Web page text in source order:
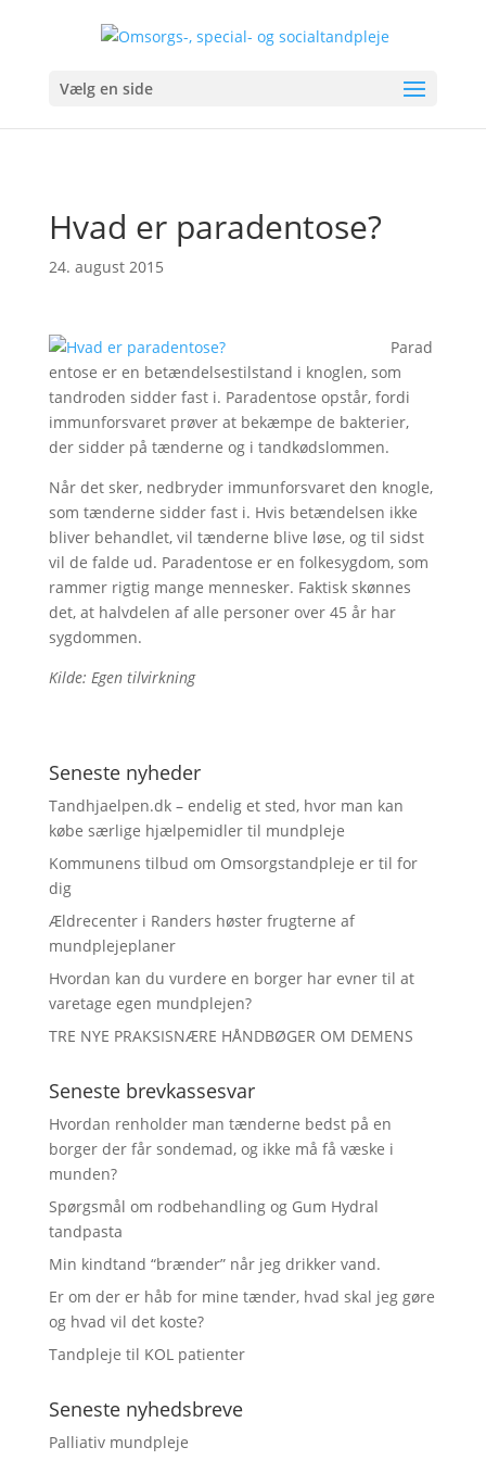
Vælg en side
Hvad er paradentose?
24. august 2015
Parad
entose er en betændelsestilstand i knoglen, som
tandroden sidder fast i. Paradentose opstår, fordi
immunforsvaret prøver at bekæmpe de bakterier,
der sidder på tænderne og i tandkødslommen.
Når det sker, nedbryder immunforsvaret den knogle,
som tænderne sidder fast i. Hvis betændelsen ikke
bliver behandlet, vil tænderne blive løse, og til sidst
vil de falde ud. Paradentose er en folkesygdom, som
rammer rigtig mange mennesker. Faktisk skønnes
det, at halvdelen af alle personer over 45 år har
sygdommen.
Kilde: Egen tilvirkning
Seneste nyheder
Tandhjaelpen.dk – endelig et sted, hvor man kan
købe særlige hjælpemidler til mundpleje
Kommunens tilbud om Omsorgstandpleje er til for
dig
Ældrecenter i Randers høster frugterne af
mundplejeplaner
Hvordan kan du vurdere en borger har evner til at
varetage egen mundplejen?
TRE NYE PRAKSISNÆRE HÅNDBØGER OM DEMENS
Seneste brevkassesvar
Hvordan renholder man tænderne bedst på en
borger der får sondemad, og ikke må få væske i
munden?
Spørgsmål om rodbehandling og Gum Hydral
tandpasta
Min kindtand “brænder” når jeg drikker vand.
Er om der er håb for mine tænder, hvad skal jeg gøre
og hvad vil det koste?
Tandpleje til KOL patienter
Seneste nyhedsbreve
Palliativ mundpleje